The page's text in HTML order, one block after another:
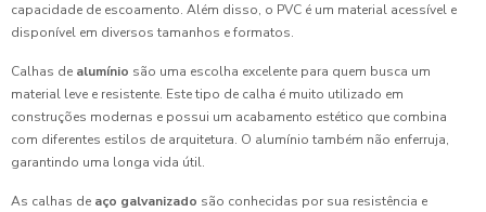
capacidade de escoamento. Além disso, o PVC é um material acessível e
disponível em diversos tamanhos e formatos.
Calhas de alumínio são uma escolha excelente para quem busca um
material leve e resistente. Este tipo de calha é muito utilizado em
construções modernas e possui um acabamento estético que combina
com diferentes estilos de arquitetura. O alumínio também não enferruja,
garantindo uma longa vida útil.
As calhas de aço galvanizado são conhecidas por sua resistência e